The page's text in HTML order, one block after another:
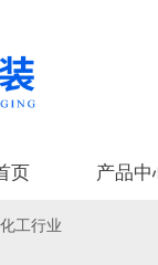
页 产品中
化工行业